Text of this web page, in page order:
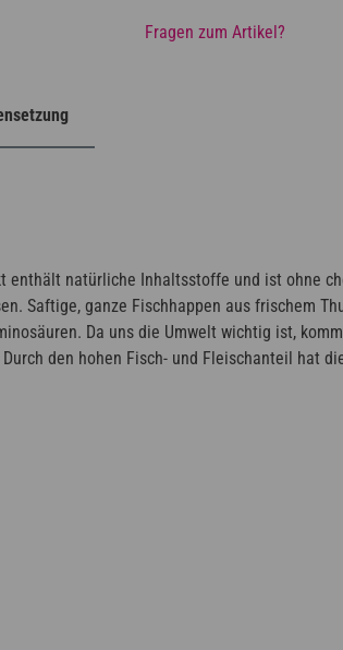
Fragen zum Artikel?
enthält natürliche Inhaltsstoffe und ist ohne
Saftige, ganze Fischhappen aus frischem
Da uns die Umwelt wichtig ist,
den hohen Fisch- und Fleischanteil hat